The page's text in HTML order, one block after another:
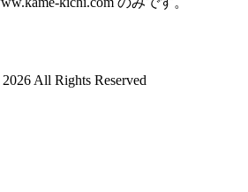
All Rights Reserved